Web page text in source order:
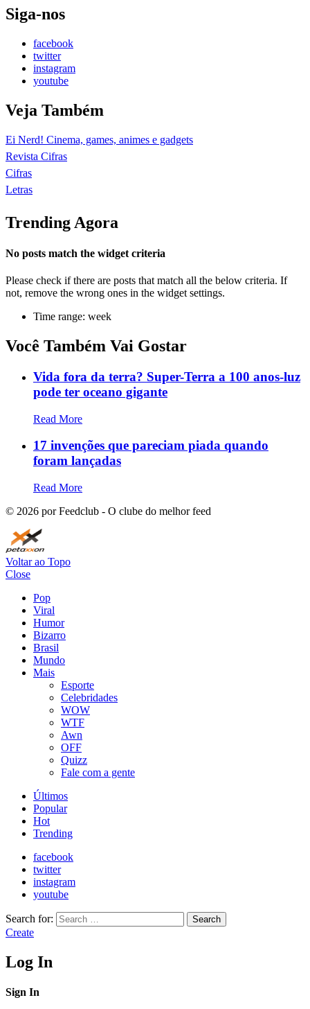
Siga-nos
facebook
twitter
instagram
youtube
Veja Também
Ei Nerd! Cinema, games, animes e gadgets
Revista Cifras
Cifras
Letras
Trending Agora
No posts match the widget criteria
Please check if there are posts that match all the below criteria. If
not, remove the wrong ones in the widget settings.
Time range: week
Você Também Vai Gostar
Vida fora da terra? Super-Terra a 100 anos-luz
pode ter oceano gigante
Read More
17 invenções que pareciam piada quando
foram lançadas
Read More
© 2026 por Feedclub - O clube do melhor feed
Voltar ao Topo
Close
Pop
Viral
Humor
Bizarro
Brasil
Mundo
Mais
Esporte
Celebridades
WOW
WTF
Awn
OFF
Quizz
Fale com a gente
Últimos
Popular
Hot
Trending
facebook
twitter
instagram
youtube
Search for: Search
Create
Log In
Sign In